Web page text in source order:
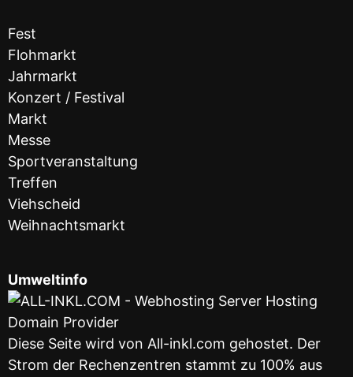
Fest
Flohmarkt
Jahrmarkt
Konzert / Festival
Markt
Messe
Sportveranstaltung
Treffen
Viehscheid
Weihnachtsmarkt
Umweltinfo
Diese Seite wird von All-inkl.com gehostet. Der
Strom der Rechenzentren stammt zu 100% aus